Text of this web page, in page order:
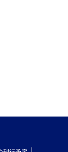
。 俺の前に、グ
つき）遥斗は、